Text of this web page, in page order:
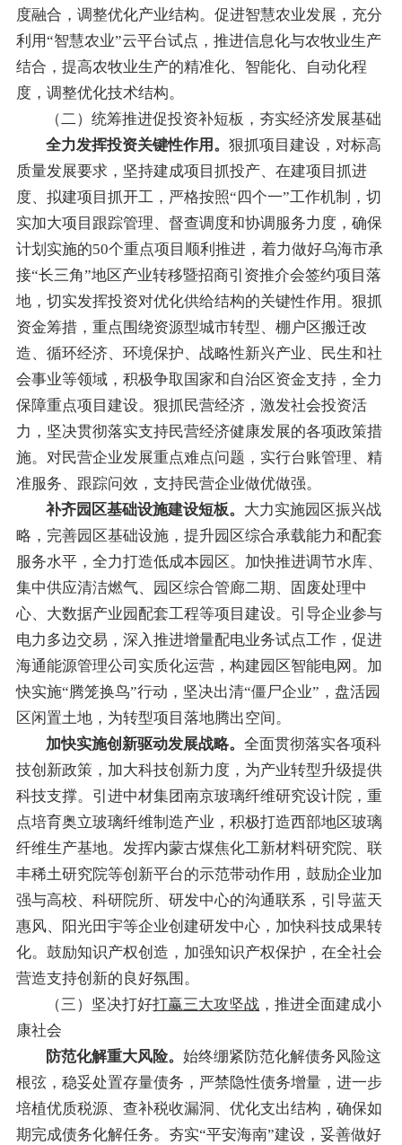
度融合 ， 调整优化产业结构。 促进智慧农业发展， 充分
利用“智慧农业”云平台试点 ，推进信息化与农牧业生产
结合，提高农牧业生产的精准化、智能化、自动化程
度，调整优化技术结构。
（二）统筹推进促投资补短板 ， 夯实经济发展基础
全力发挥投资关键性作用。狠抓项目建设，对标高
质量发展要求，坚持建成项目抓投产、在建项目抓进
度、拟建项目抓开工，严格按照“ 四个一”工作机制，切
实加大项目跟踪管理、督查调度和协调服务力度，确保
计划实施的50个重点项目顺利推进， 着力做好乌海市承
接“长三角”地区产业转移暨招商引资推介会签约项目落
地， 切实发挥投资对优化供给结构的关键性作用。 狠抓
资金筹措， 重点围绕资源型城市转型、棚户区搬迁改
造、循环经济、环境保护、战略性新兴产业、民生和社
会事业等领域，积极争取国家和自治区资金支持， 全力
保障重点项目建设。 狠抓民营经济，激发社会投资活
力， 坚决贯彻落实支持民营经济健康发展的各项政策措
施。 对民营企业发展重点难点问题，实行台账管理、精
准服务、跟踪问效 ，支持民营企业做优做强。
补齐园区基础设施建设短板。 大力实施园区振兴战
略，完善园区基础设施，提升园区综合承载能力和配套
服务水平，全力打造低成本园区。加快推进调节水库、
集中供应清洁燃气、
园区综合管廊二期、固废处理中
心、大数据产业园配套工程等项目建设。引导企业参与
电力多边交易，深入推进增量配电业务试点工作，促进
海通能源管理公司实质化运营，构建园区智能电网。 加
快实施“腾笼换鸟”行动 ， 坚决出清“僵尸企业” ， 盘活园
区闲置土地， 为转型项目落地腾出空间。
加快实施创新驱动发展战略。全面贯彻落实各项科
技创新政策，加大科技创新力度，为产业转型升级提供
科技支撑。引进中材集团南京玻璃纤维研究设计院，重
点培育奥立玻璃纤维制造产业，积极打造西部地区玻璃
纤维生产基地。发挥内蒙古煤焦化工新材料研究院、联
丰稀土研究院等创新平台的示范带动作用，鼓励企业加
强与高校、科研院所、研发中心的沟通联系，引导蓝天
惠风、阳光田宇等企业创建研发中心，加快科技成果转
化。鼓励知识产权创造，加强知识产权保护，在全社会
营造支持创新的良好氛围。
（三） 坚决打好打赢三大攻坚战 ，推进全面建成小
康社会
防范化解重大风险。始终绷紧防范化解债务风险这
根弦，稳妥处置存量债务，严禁隐性债务增量， 进一步
培植优质税源、 查补税收漏洞 、 优化支出结构 ， 确保如
期完成债务化解任务。夯实“平安海南”建设， 妥善做好